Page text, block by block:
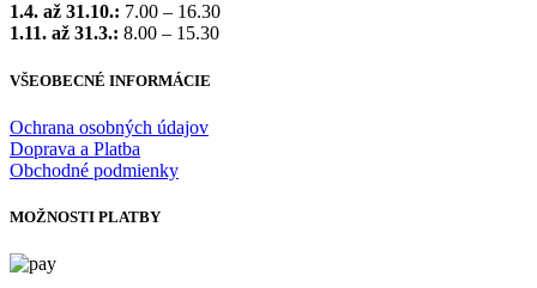
1.4. až 31.10.: 7.00 – 16.30
1.11. až 31.3.: 8.00 – 15.30
VŠEOBECNÉ INFORMÁCIE
Ochrana osobných údajov
Doprava a Platba
Obchodné podmienky
MOŽNOSTI PLATBY